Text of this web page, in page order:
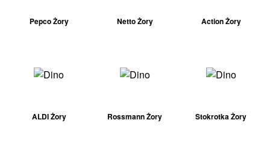
Pepco Żory Netto Żory Action Żory
ALDI Żory Rossmann Żory Stokrotka Żory